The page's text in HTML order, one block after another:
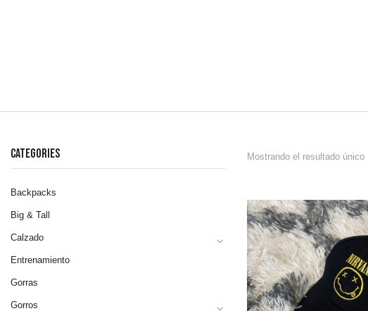
CATEGORIES
Backpacks
Big & Tall
Calzado
Entrenamiento
Gorras
Gorros
Mostrando el resultado único